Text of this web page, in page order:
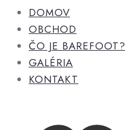
DOMOV
OBCHOD
ČO JE BAREFOOT?
GALÉRIA
KONTAKT